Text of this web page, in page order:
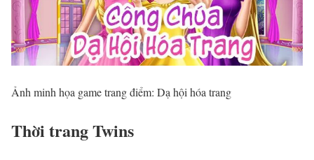
Ảnh minh họa game trang điểm: Dạ hội hóa trang
Thời trang Twins